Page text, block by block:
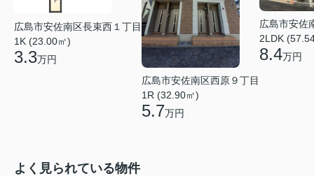
広島市安佐南区長束西１丁目
1K (23.00㎡)
3.3万円
広島市安佐南区西原９丁目
1R (32.90㎡)
5.7万円
広島市安佐
2LDK
8.4万円
よく見られている物件